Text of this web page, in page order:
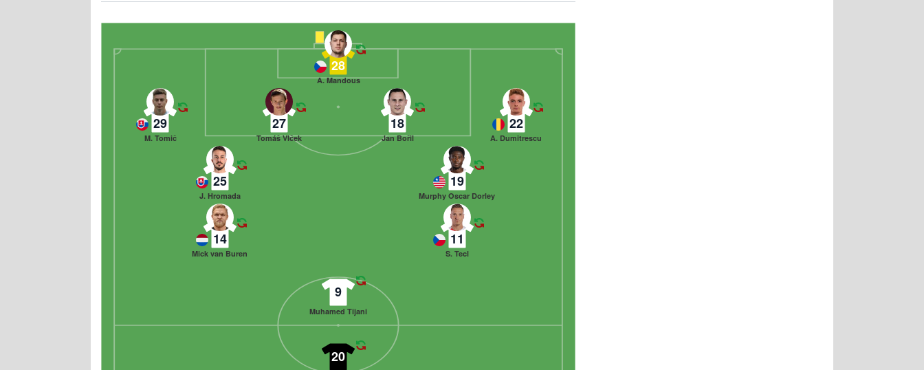
28
A. Mandous
22
A. Dumitrescu
18
Jan Bořil
27
Tomáš Vlček
29
M. Tomič
19
Murphy Oscar Dorley
25
J. Hromada
11
S. Tecl
14
Mick van Buren
9
Muhamed Tijani
20